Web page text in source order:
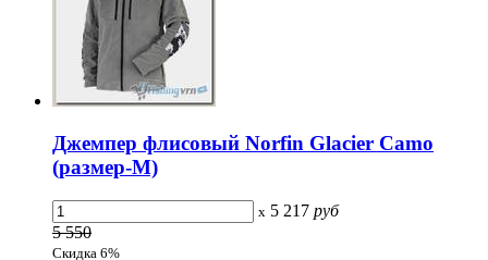
Джемпер флисовый Norfin Glacier Camo
(размер-M)
x 5 217 руб
5 550
Скидка 6%